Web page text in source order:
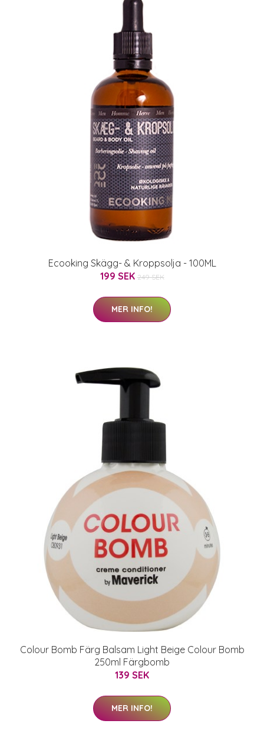
Ecooking Skägg- & Kroppsolja - 100ML
199 SEK 249 SEK
MER INFO!
Colour Bomb Färg Balsam Light Beige Colour Bomb
250ml Färgbomb
139 SEK
MER INFO!